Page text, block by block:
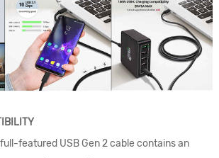
full-featured USB Gen 2 cable contains an